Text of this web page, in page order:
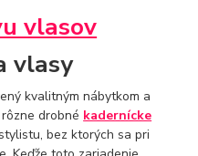
vlasov
kvalitným nábytkom a
drobné kadernícke
bez ktorých sa pri